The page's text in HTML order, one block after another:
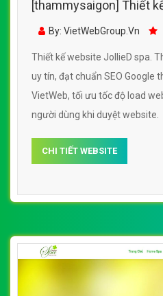
[thammysaigon] Thiết
đẹp, chuyên nghiệp
By: VietWebGroup.Vn
Thiết kế website JollieD spa.
uy tín, đạt chuẩn SEO Google
VietWeb, tối ưu tốc độ load
người dùng khi duyệt website.
CHI TIẾT WEBSITE